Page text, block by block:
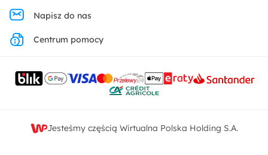
Polityka prywatności
Ustawienia prywatności
Kontakt
Napisz do nas
Centrum pomocy
Jesteśmy częścią Wirtualna Polska Holding S.A.